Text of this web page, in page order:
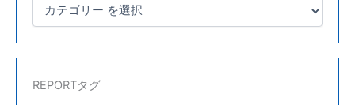
REPORTタグ